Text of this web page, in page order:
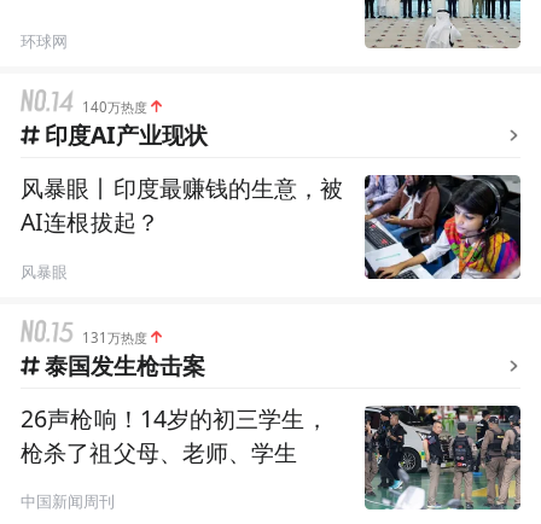
环球网
140万热度
印度AI产业现状
风暴眼丨印度最赚钱的生意，被
AI连根拔起？
风暴眼
131万热度
泰国发生枪击案
26声枪响！14岁的初三学生，
枪杀了祖父母、老师、学生
中国新闻周刊